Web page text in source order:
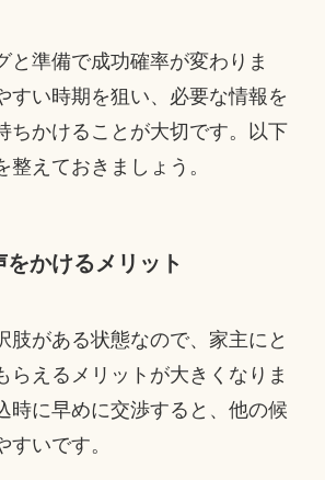
と準備で成功確率が変わりま
すい時期を狙い、必要な情報を
ちかけることが大切です。以下
整えておきましょう。
かけるメリット
肢がある状態なので、家主にと
らえるメリットが大きくなりま
時に早めに交渉すると、他の候
いです。